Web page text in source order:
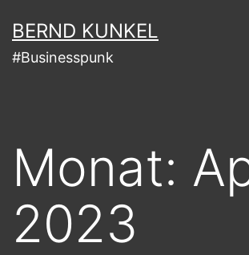
Inhalt
springen
BERND KUNKEL
#Businesspunk
Monat:
2023